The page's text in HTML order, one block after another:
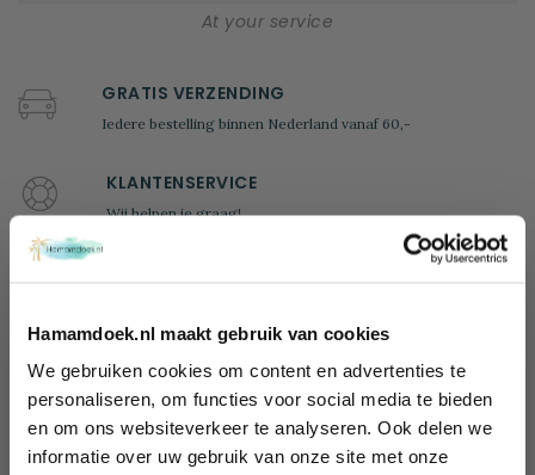
Hamamdoek.nl maakt gebruik van cookies
We gebruiken cookies om content en advertenties te
personaliseren, om functies voor social media te bieden
en om ons websiteverkeer te analyseren. Ook delen we
informatie over uw gebruik van onze site met onze
At your service
GRATIS VERZENDING
Iedere bestelling binnen Nederland vanaf 60,-
KLANTENSERVICE
Wij helpen je graag!
100 DAGEN BEDENKTIJD
product niet hebben gebruikt
100% VEILIG BETALEN
Bij ons betaal je veilig, snel en heel gemakkelijk
Wil jij 10%
korting
ontvangen?